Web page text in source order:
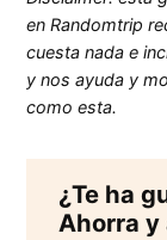
en Randomtrip
cuesta nada e
y nos ayuda y
como esta.
¿Te ha
Ahorra y